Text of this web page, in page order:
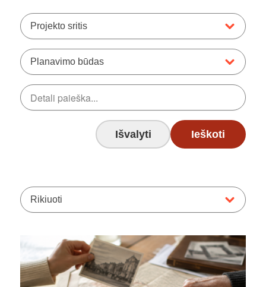
Projekto sritis
Planavimo būdas
Išvalyti Ieškoti
Rikiuoti